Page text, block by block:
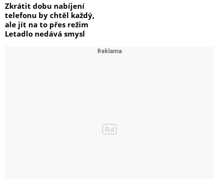
Zkrátit dobu nabíjení
telefonu by chtěl každý,
ale jít na to přes režim
Letadlo nedává smysl